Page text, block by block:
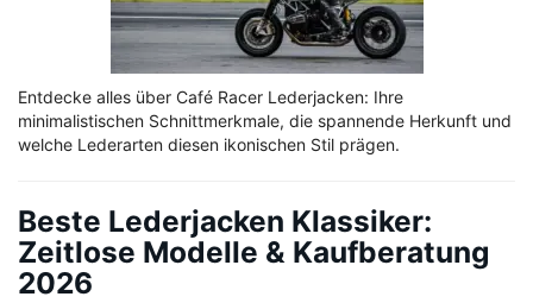
Entdecke alles über Café Racer Lederjacken: Ihre
minimalistischen Schnittmerkmale, die spannende Herkunft und
welche Lederarten diesen ikonischen Stil prägen.
Beste Lederjacken Klassiker:
Zeitlose Modelle & Kaufberatung
2026